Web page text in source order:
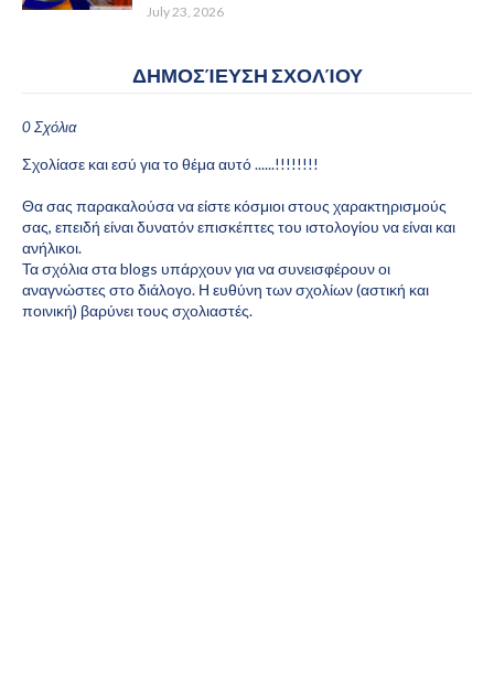
July 23, 2026
ΔΗΜΟΣΊΕΥΣΗ ΣΧΟΛΊΟΥ
0 Σχόλια
Σχολίασε και εσύ για το θέμα αυτό ......!!!!!!!!
Θα σας παρακαλούσα να είστε κόσμιοι στους χαρακτηρισμούς
σας, επειδή είναι δυνατόν επισκέπτες του ιστολογίου να είναι και
ανήλικοι.
Τα σχόλια στα blogs υπάρχουν για να συνεισφέρουν οι
αναγνώστες στο διάλογο. Η ευθύνη των σχολίων (αστική και
ποινική) βαρύνει τους σχολιαστές.